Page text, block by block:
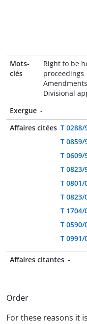
Mots-
clés
Right to be
proceedings
Divisional
Exergue -
Affaires citées T 0288/
T 0859/
T 0609/
T 0823/
T 0801/
T 0823/
T 1704/
T 0590/
T 0991/
Affaires citantes -
Order
For these reasons it